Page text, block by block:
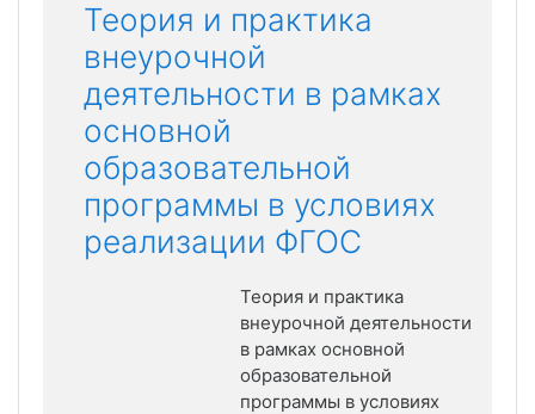
Теория и практика
внеурочной
деятельности в рамках
основной
образовательной
программы в условиях
реализации ФГОС
Теория и практика
внеурочной деятельности
в рамках основной
образовательной
программы в условиях